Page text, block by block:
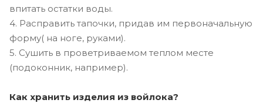
впитать остатки воды.
4. Расправить тапочки, придав им первоначальную
форму( на ноге, руками).
5. Сушить в проветриваемом теплом месте
(подоконник, например).
Как хранить изделия из войлока?